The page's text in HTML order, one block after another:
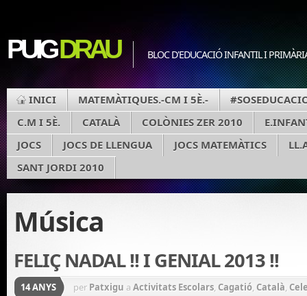
PUIGDRAU BLOC D'EDUCACIÓ INFANTIL I
INICI MATEMÀTIQUES.-CM I 5È.-
C.M I 5È.
CATALÀ COLÒNIES ZER 2010
JOCS
JOCS DE LLENGUA JOCS MATEMÀTICS
SANT JORDI 2010
Música
FELIÇ NADAL !! I GENIAL 2013 !!
14 ANYS per Patxigu a Activitats Escolars, Cagatió, Català,